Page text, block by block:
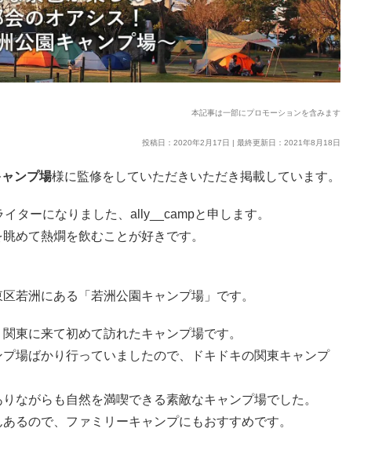
本記事は一部にプロモーションを含みます
投稿日：2020年2月17日 | 最終更新日：2021年8月18日
ンプ場様に監修をしていただきいただき掲載しています。
ターになりました、ally__campと申します。
めて熱燗を飲むことが好きです。
若洲にある「若洲公園キャンプ場」です。
東に来て初めて訪れたキャンプ場です。
場ばかり行っていましたので、ドキドキの関東キャンプ
ながらも自然を満喫できる素敵なキャンプ場でした。
るので、ファミリーキャンプにもおすすめです。